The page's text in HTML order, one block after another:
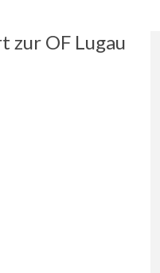
zur OF Lugau